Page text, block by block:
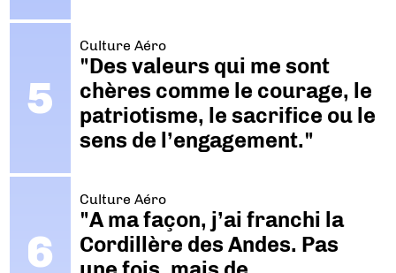
Culture Aéro
"Des valeurs qui me sont
chères comme le courage, le
patriotisme, le sacrifice ou le
sens de l’engagement."
Culture Aéro
"A ma façon, j’ai franchi la
Cordillère des Andes. Pas